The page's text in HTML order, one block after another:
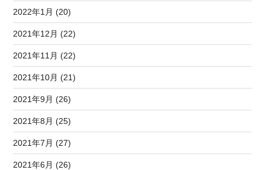
2022年1月 (20)
2021年12月 (22)
2021年11月 (22)
2021年10月 (21)
2021年9月 (26)
2021年8月 (25)
2021年7月 (27)
2021年6月 (26)